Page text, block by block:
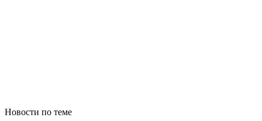
Новости по теме